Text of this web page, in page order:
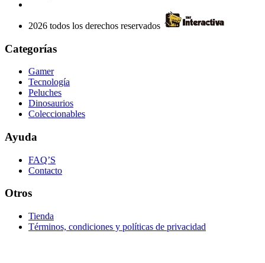
2026 todos los derechos reservados
Categorías
Gamer
Tecnología
Peluches
Dinosaurios
Coleccionables
Ayuda
FAQ’S
Contacto
Otros
Tienda
Términos, condiciones y políticas de privacidad